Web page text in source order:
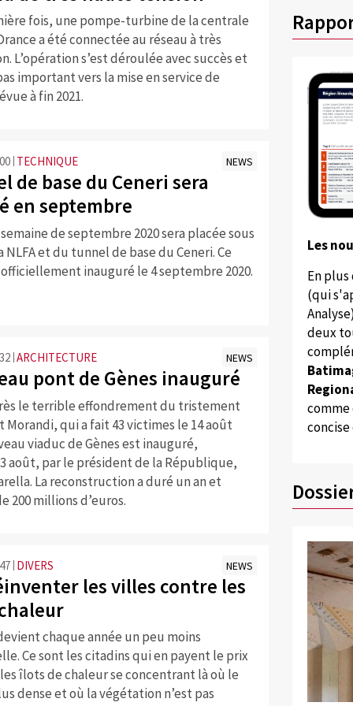
fois, une pompe-turbine de la centrale
a été connectée au réseau à très
L’opération s’est déroulée avec succès et
important vers la mise en service de
à fin 2021.
TECHNIQUE NEWS
de base du Ceneri sera
en septembre
de septembre 2020 sera placée sous
NLFA et du tunnel de base du Ceneri. Ce
inauguré le 4 septembre 2020.
ARCHITECTURE NEWS
pont de Gènes inauguré
le terrible effondrement du tristement
qui a fait 43 victimes le 14 août
viaduc de Gènes est inauguré,
août, par le président de la République,
La reconstruction a duré un an et
200 millions d’euros.
DIVERS NEWS
les villes contre les
chaque année un peu moins
Ce sont les citadins qui en payent le prix
îlots de chaleur se concentrant là où le
dense et où la végétation n’est pas
Les
En
(qui
deux